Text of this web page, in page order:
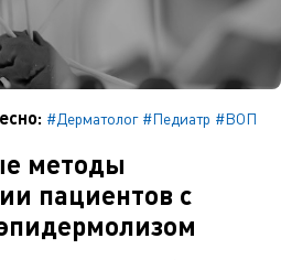
#Дерматолог #Педиатр #ВОП
методы
пациентов с